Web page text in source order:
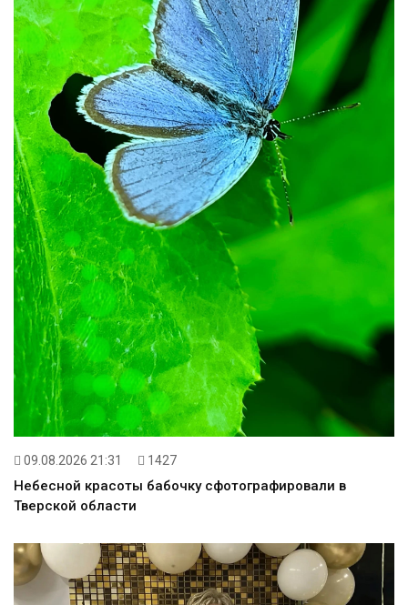
09.08.2026 21:31 1427
Небесной красоты бабочку сфотографировали в
Тверской области